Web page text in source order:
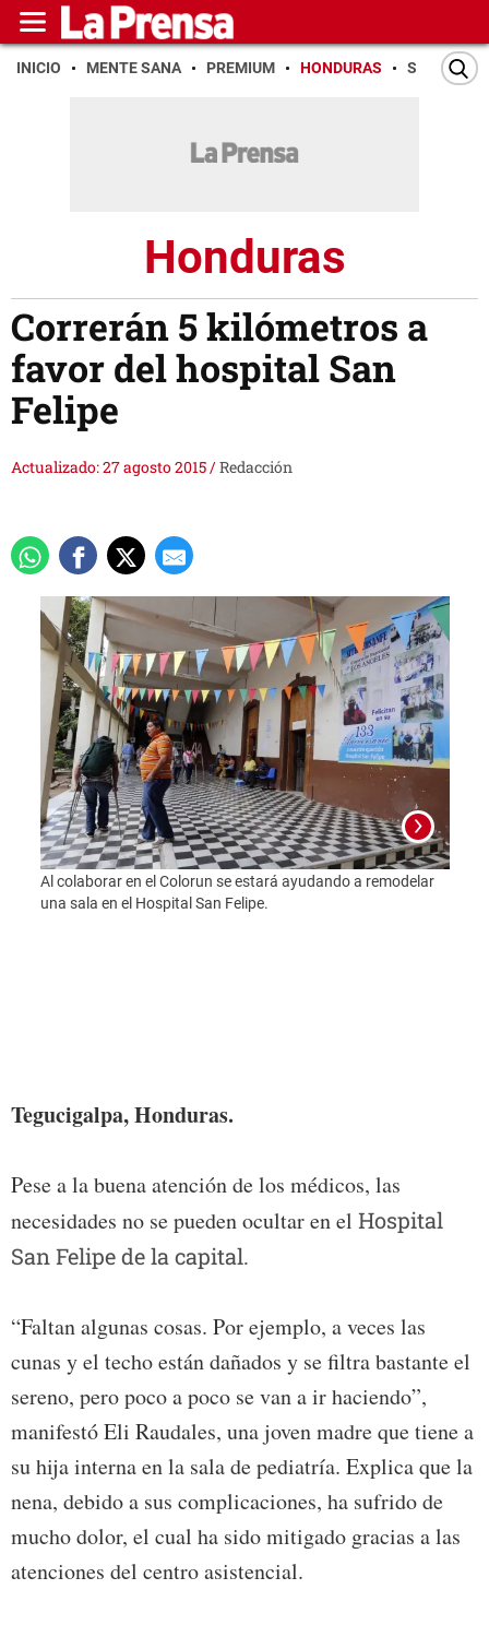
INICIO MENTE SANA PREMIUM HONDURAS SAN PEDRO
Honduras
Correrán 5 kilómetros a
favor del hospital San
Felipe
Actualizado: 27 agosto 2015/Redacción
Al colaborar en el Colorun se estará ayudando a remodelar
una sala en el Hospital San Felipe.
Tegucigalpa, Honduras.
Pese a la buena atención de los médicos, las
necesidades no se pueden ocultar en el Hospital
San Felipe de la capital.
“Faltan algunas cosas. Por ejemplo, a veces las
cunas y el techo están dañados y se filtra bastante el
sereno, pero poco a poco se van a ir haciendo”,
manifestó Eli Raudales, una joven madre que tiene a
su hija interna en la sala de pediatría. Explica que la
nena, debido a sus complicaciones, ha sufrido de
mucho dolor, el cual ha sido mitigado gracias a las
atenciones del centro asistencial.